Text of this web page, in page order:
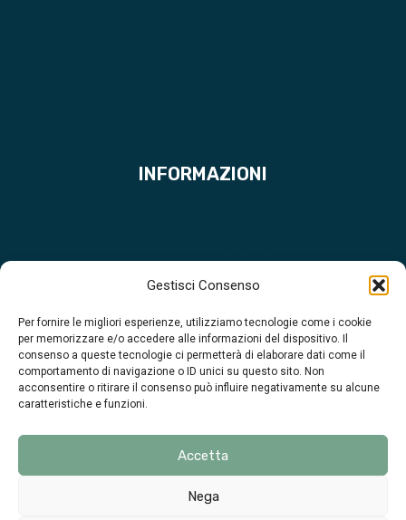
Gestisci Consenso
Per fornire le migliori esperienze, utilizziamo tecnologie come i cookie
per memorizzare e/o accedere alle informazioni del dispositivo. Il
consenso a queste tecnologie ci permetterà di elaborare dati come il
comportamento di navigazione o ID unici su questo sito. Non
acconsentire o ritirare il consenso può influire negativamente su alcune
caratteristiche e funzioni.
Accetta
Nega
INFORMAZIONI
Ferutec Sarda Srl - S.S. 131 al Km 11,500 - 09028 - Sestu
Tel. (+39) 348 8855370 - partner@ferutecsarda.it